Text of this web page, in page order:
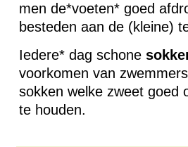
men de*voeten* goed
besteden aan de (kleine)
Iedere* dag schone
voorkomen van
sokken welke zweet goed
te houden.